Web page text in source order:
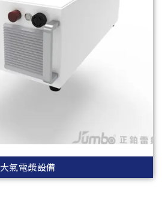
大氣電漿設備